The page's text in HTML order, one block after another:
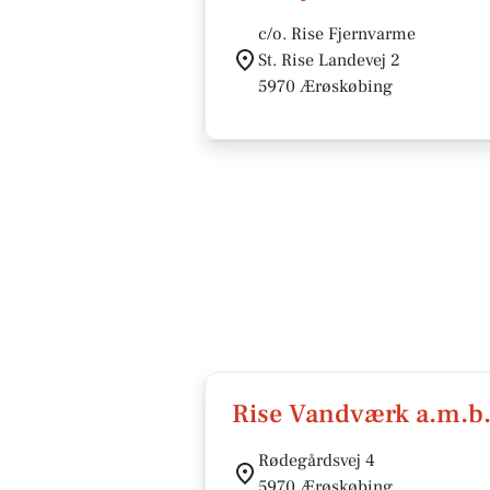
c/o. Rise Fjernvarme
St. Rise Landevej 2
5970 Ærøskøbing
Rise Vandværk
Rødegårdsvej 4